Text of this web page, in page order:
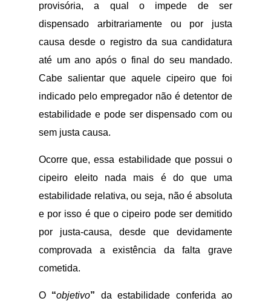
provisória, a qual o impede de ser
dispensado arbitrariamente ou por justa
causa desde o registro da sua candidatura
até um ano após o final do seu mandado.
Cabe salientar que aquele cipeiro que foi
indicado pelo empregador não é detentor de
estabilidade e pode ser dispensado com ou
sem justa causa.
Ocorre que, essa estabilidade que possui o
cipeiro eleito nada mais é do que uma
estabilidade relativa, ou seja, não é absoluta
e por isso é que o cipeiro pode ser demitido
por justa-causa, desde que devidamente
comprovada a existência da falta grave
cometida.
O “objetivo” da estabilidade conferida ao